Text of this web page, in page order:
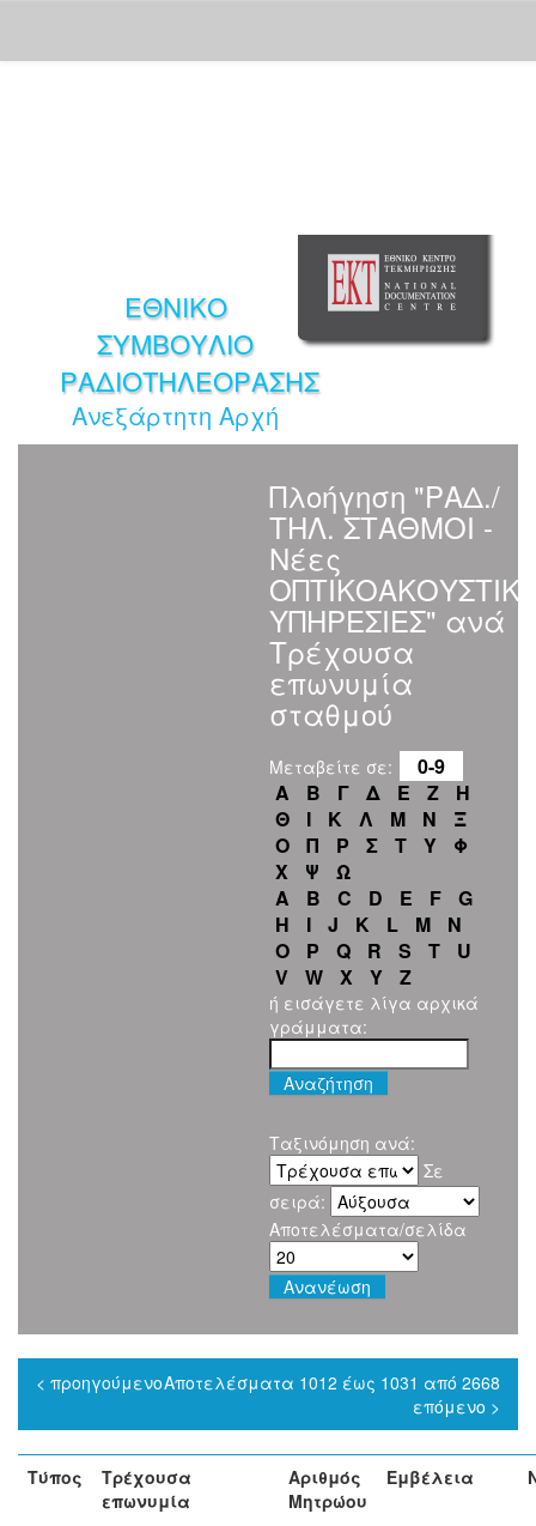
ΕΘΝΙΚΟ
ΣΥΜΒΟΥΛΙΟ
ΡΑΔΙΟΤΗΛΕΟΡΑΣΗΣ
Ανεξάρτητη Αρχή
Πλοήγηση "ΡΑΔ./
ΤΗΛ. ΣΤΑΘΜΟΙ -
Νέες
ΥΠΗΡΕΣΙΕΣ" ανά
Τρέχουσα
επωνυμία
σταθμού
Μεταβείτε σε:
0-9
Α
Β Γ Δ Ε Ζ
Η
Θ
Ι Κ Λ Μ Ν
Ξ
Ο
Π Ρ Σ Τ Υ
Φ
Χ
Ψ
Ω
A
B C D E F
G
H
I J K L M
N
O
P Q R S T
U
V
W X Y Z
ή εισάγετε λίγα αρχικά
γράμματα:
Ταξινόμηση ανά:
Σε
σειρά:
Αποτελέσματα/σελίδα
Αποτελέσματα 1012 έως 1031 από 2668
< προηγούμενο
επόμενο >
Τύπος
Τρέχουσα
επωνυμία
Αριθμός
Μητρώου
Εμβέλεια